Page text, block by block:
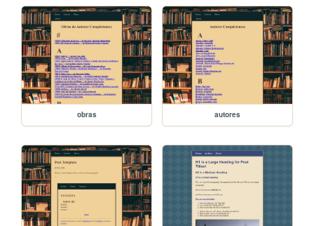
obras autores